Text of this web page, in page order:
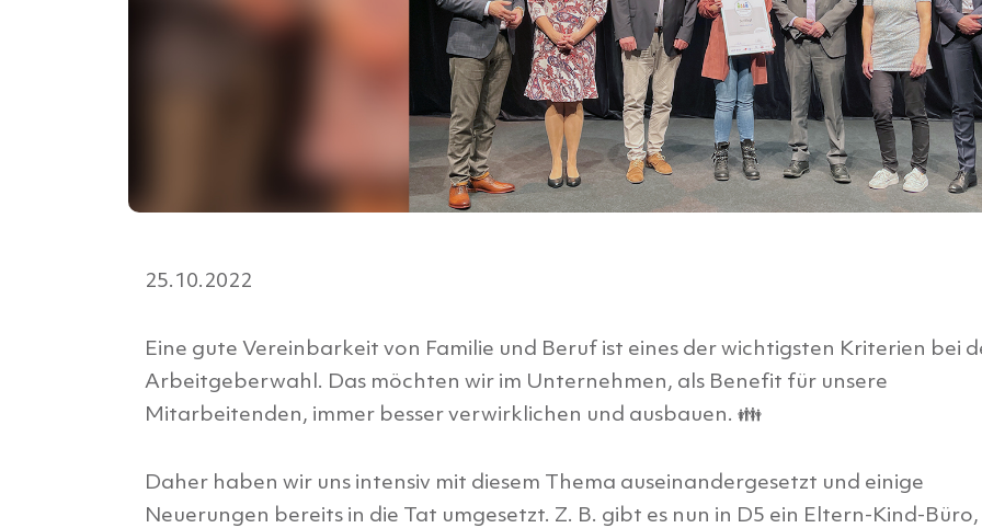
25.10.2022
Eine gute Vereinbarkeit von Familie und Beruf ist eines der wichtigsten Kriterien bei
Arbeitgeberwahl. Das möchten wir im Unternehmen, als Benefit für unsere
Mitarbeitenden, immer besser verwirklichen und ausbauen. 👪
Daher haben wir uns intensiv mit diesem Thema auseinandergesetzt und einige
Neuerungen bereits in die Tat umgesetzt. Z. B. gibt es nun in D5 ein Eltern-Kind-Büro,